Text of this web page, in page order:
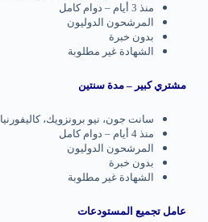
منذ 3 أيام – دوام كامل
المرشحون الدوليون
بدون خبرة
الشهادة غير مطلوبة
مشتري كبير – مدة سنتين
سانت جون، نيو برونزويك، كاليفورنيا
منذ 4 أيام – دوام كامل
المرشحون الدوليون
بدون خبرة
الشهادة غير مطلوبة
عامل تجميع المستودعات